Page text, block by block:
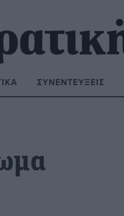
ΣΥΝΕΝΤΕΎΞΕΙΣ